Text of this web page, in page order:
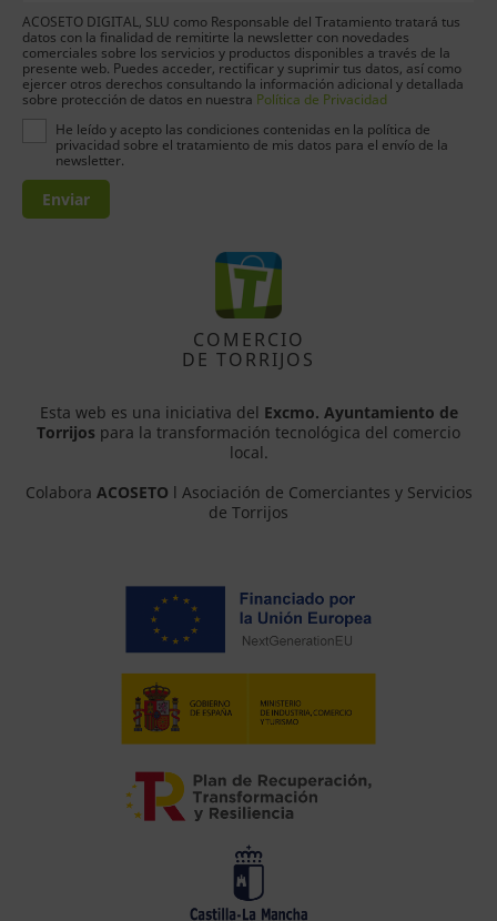
ACOSETO DIGITAL, SLU como Responsable del Tratamiento tratará tus
datos con la finalidad de remitirte la newsletter con novedades
comerciales sobre los servicios y productos disponibles a través de la
presente web. Puedes acceder, rectificar y suprimir tus datos, así como
ejercer otros derechos consultando la información adicional y detallada
sobre protección de datos en nuestra Política de Privacidad
He leído y acepto las condiciones contenidas en la política de
privacidad sobre el tratamiento de mis datos para el envío de la
newsletter.
Enviar
COMERCIO
DE TORRIJOS
Esta web es una iniciativa del Excmo. Ayuntamiento de
Torrijos para la transformación tecnológica del comercio
local.
Colabora ACOSETO l Asociación de Comerciantes y Servicios
de Torrijos